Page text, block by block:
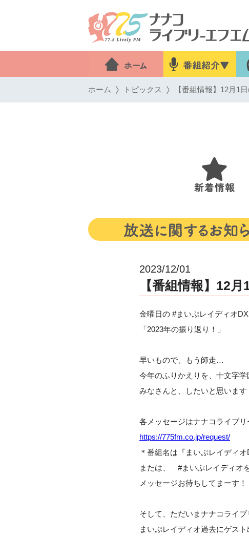
ホーム トピックス 【番組情報】12月1
2023/12/01
【番組情報】12
金曜日の #まいぷレイディオ
「2023年の振り返り！」
早いもので、もう師走…
今年のふりかえりを、十文字
みなさんと、したいと思います
各メッセージはナナコライブ
https://775fm.co.jp/request/
＊番組名は『まいぷレイディオ
または、 #まいぷレイディオ
メッセージお待ちしてまーす！
そして、ただいまナナコライ
まいぷレイディオ過去にゲス